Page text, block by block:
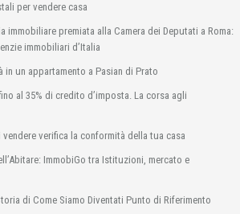
per vendere casa
immobiliare premiata alla Camera dei Deputati a Roma:
immobiliari d’Italia
in un appartamento a Pasian di Prato
al 35% di credito d’imposta. La corsa agli
verifica la conformità della tua casa
ImmobiGo tra Istituzioni, mercato e
di Come Siamo Diventati Punto di Riferimento